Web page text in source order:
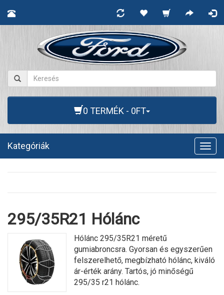
0 TERMÉK - 0FT
Kategóriák
295/35R21 Hólánc
Hólánc 295/35R21 méretű
gumiabroncsra. Gyorsan és egyszerűen
felszerelhető, megbízható hólánc, kiváló
ár-érték arány. Tartós, jó minőségű
295/35 r21 hólánc.